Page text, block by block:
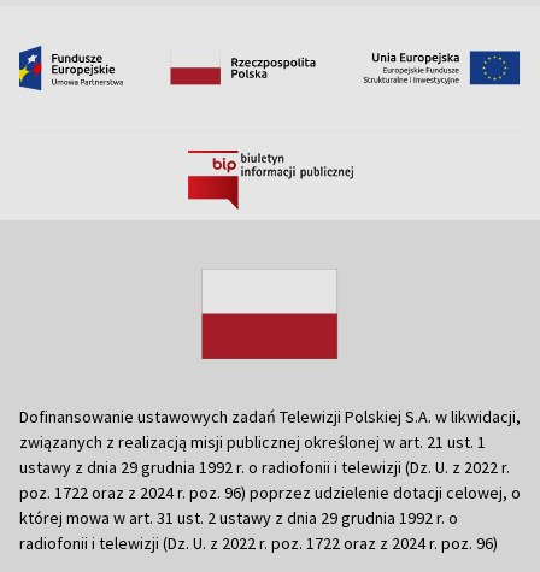
Dofinansowanie ustawowych zadań Telewizji Polskiej S.A. w likwidacji,
związanych z realizacją misji publicznej określonej w art. 21 ust. 1
ustawy z dnia 29 grudnia 1992 r. o radiofonii i telewizji (Dz. U. z 2022 r.
poz. 1722 oraz z 2024 r. poz. 96) poprzez udzielenie dotacji celowej, o
której mowa w art. 31 ust. 2 ustawy z dnia 29 grudnia 1992 r. o
radiofonii i telewizji (Dz. U. z 2022 r. poz. 1722 oraz z 2024 r. poz. 96)